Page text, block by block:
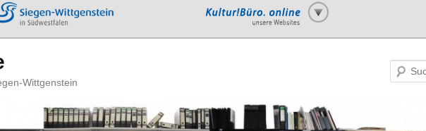
Wittgenstein